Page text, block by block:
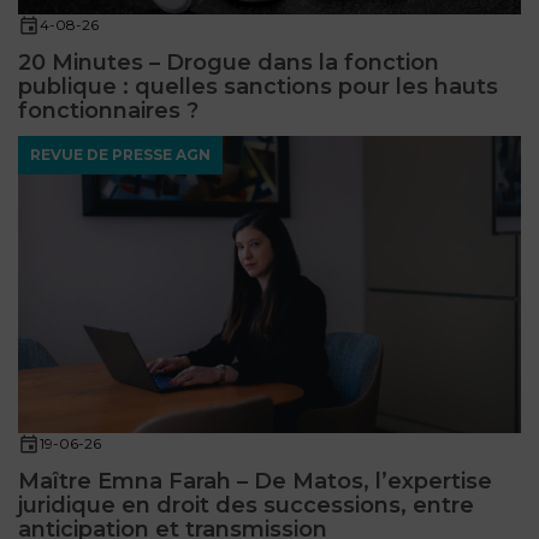
4-08-26
20 Minutes – Drogue dans la fonction
publique : quelles sanctions pour les hauts
fonctionnaires ?
REVUE DE PRESSE AGN
19-06-26
Maître Emna Farah – De Matos, l’expertise
juridique en droit des successions, entre
anticipation et transmission